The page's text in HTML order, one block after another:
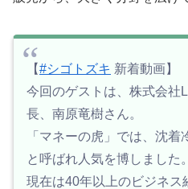
【#シゴトズキ 新着動画】
今回のゲストは、株式会社
長、南原竜樹さん。
「マネーの虎」では、沈
と呼ばれ人気を博しました。
現在は40年以上のビジネス